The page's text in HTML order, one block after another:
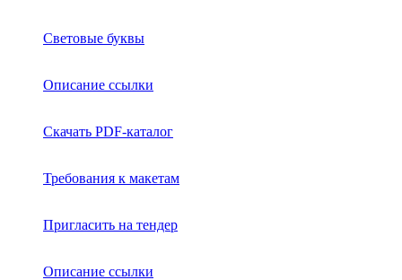
Световые буквы
Описание ссылки
Скачать PDF-каталог
Требования к макетам
Пригласить на тендер
Описание ссылки